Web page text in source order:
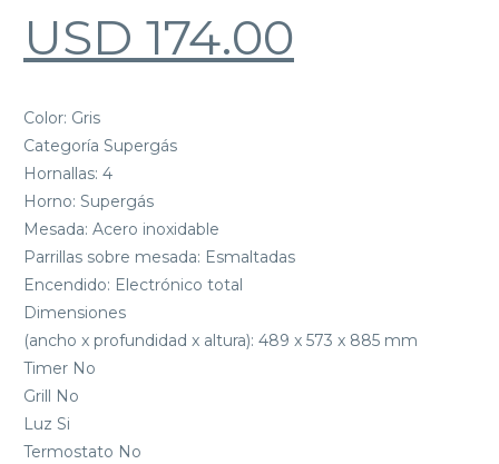
USD 174.00
Color: Gris
Categoría Supergás
Hornallas: 4
Horno: Supergás
Mesada: Acero inoxidable
Parrillas sobre mesada: Esmaltadas
Encendido: Electrónico total
Dimensiones
(ancho x profundidad x altura): 489 x 573 x 885 mm
Timer No
Grill No
Luz Si
Termostato No